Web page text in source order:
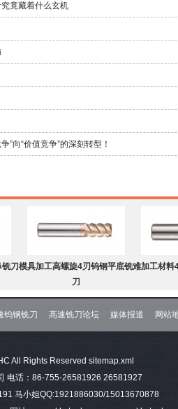
竟藏着什么玄机
”向“价值竞争”的深刻转型！
刀模具加工高螺旋4刃钨钢平底铣
刀
难加工材料
钨钢铣刀 高速铣刀论坛 媒体报道 网站
All Rights Reserved sitemap.xml
电话：86-755-26581926 26581927
马小姐QQ:1921886030/15013670878